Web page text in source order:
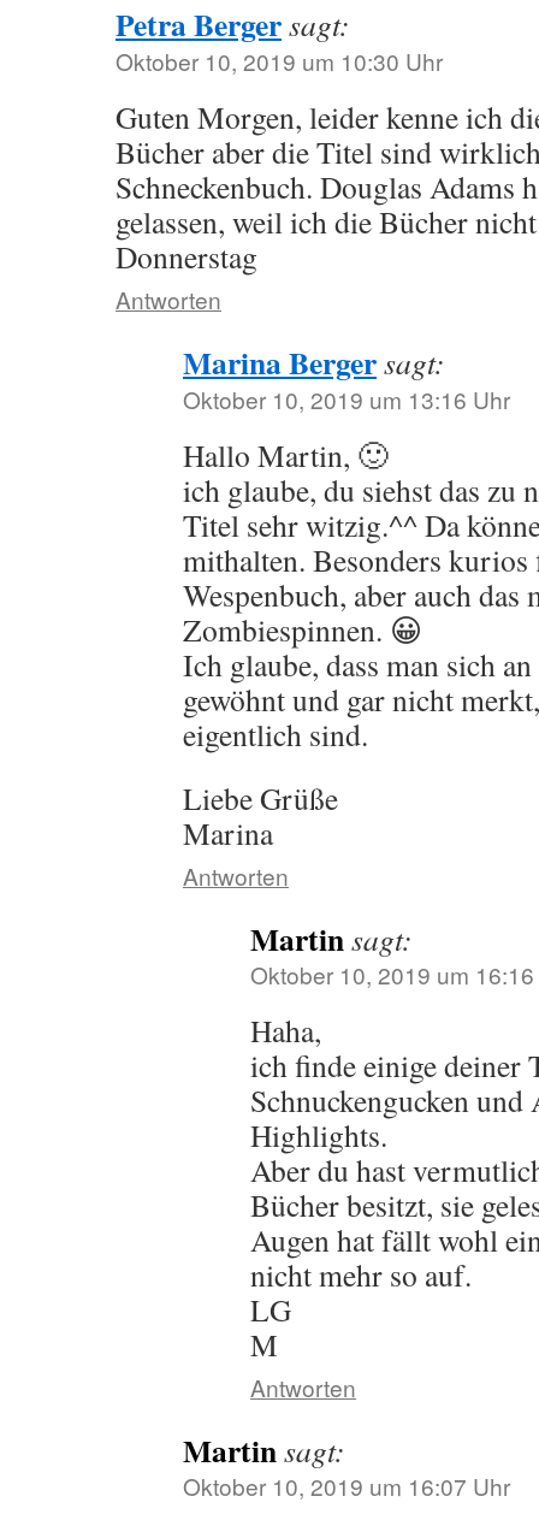
Petra Bergersagt:
Oktober 10, 2019 um 10:30 Uhr
Guten Morgen, leider kenne ich
Bücher aber die Titel sind
Schneckenbuch. Douglas Adams
gelassen, weil ich die Bücher
Donnerstag
Antworten
Marina Bergersagt:
Oktober 10, 2019 um 13:16 Uhr
Hallo Martin, 🙂
ich glaube, du siehst das zu
Titel sehr witzig.^^ Da
mithalten. Besonders kurios
Wespenbuch, aber auch das
Zombiespinnen. 😀
Ich glaube, dass man sich
gewöhnt und gar nicht
eigentlich sind.
Liebe Grüße
Marina
Antworten
Martinsagt:
Oktober 10, 2019 um
Haha,
ich finde einige deiner
Schnuckengucken
Highlights.
Aber du hast
Bücher besitzt, sie
Augen hat fällt wohl
nicht mehr so auf.
LG
M
Antworten
Martinsagt:
Oktober 10, 2019 um 16:07 Uhr